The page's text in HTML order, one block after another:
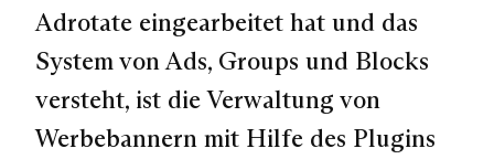
Adrotate eingearbeitet hat und das
System von Ads, Groups und Blocks
versteht, ist die Verwaltung von
Werbebannern mit Hilfe des Plugins